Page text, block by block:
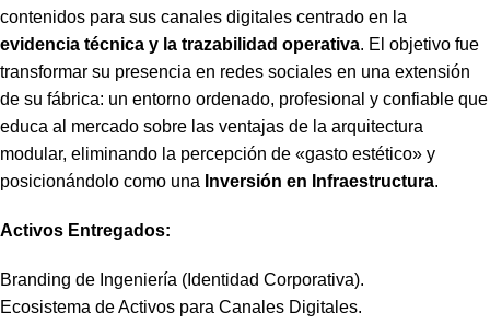
contenidos para sus canales digitales centrado en la
evidencia técnica y la trazabilidad operativa. El objetivo fue
transformar su presencia en redes sociales en una extensión
de su fábrica: un entorno ordenado, profesional y confiable que
educa al mercado sobre las ventajas de la arquitectura
modular, eliminando la percepción de «gasto estético» y
posicionándolo como una Inversión en Infraestructura.
Activos Entregados:
Branding de Ingeniería (Identidad Corporativa).
Ecosistema de Activos para Canales Digitales.